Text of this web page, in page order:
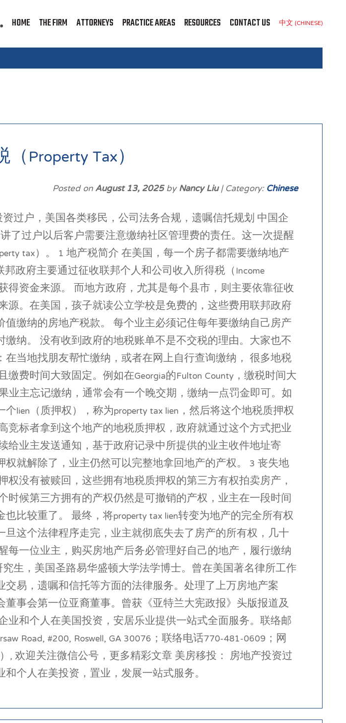
HOME THE FIRM ATTORNEYS PRACTICE AREAS RESOURCES CONTACT US 中文 (CHINESE)
Property Tax）
Posted onAugust 13, 2025byNancy Liu| Category:Chinese
过户，美国各类移民，公司法务合规，遗嘱信托规划 中国企
了过户以后客户需要注意缴纳社区管理费的责任。这一次提醒
tax）。 1 地产税简介 在美国，每一个房子都需要缴纳地产
政府主要通过征收联邦个人和公司收入所得税（Income
资金来源。 而地方政府，尤其是每个县市，则主要依靠征收
。在美国，孩子就读公立学校是免费的，这些费用联邦政府
缴纳的房地产税款。 每个业主必须记住每年要缴纳自己房产
纳。 没有收到政府的地税账单不是不交税的理由。大家也不
当地找朋友帮忙缴纳，或者在网上自行查询缴纳， 很多地税
费时间大致固定。例如在Georgia的Fulton County，缴税时间大
主忘记缴纳，通常会有一个晚交期，缴纳一点罚金即可。如
（质押权），称为property tax lien，然后将这个地税质押权
标者拿到这个地产的地税质押权，政府就通过这个方式把业
业主发送通知，基于政府记录中所提供的业主收件地址寄
就解除了，业主仍然可以完整地拿回地产的产权。 3 丧失地
没有被赎回，这些拥有地税质押权的第三方有权拍卖房产，
候第三方拥有的产权仍然是可撤销的产权，业主在一段时间
比较重了。 最终，将property tax lien转变为地产的完全所有权
这个法律程序走完，业主就彻底失去了房产的所有权，几十
一位业主，购买房地产后务必管理好自己的地产，履行缴纳
生，美国圣路易华盛顿大学法学博士。曾在美国著名律所工作
易，遗嘱和信托等方面的法律服务。处理了上万房地产案
事会第一位亚裔董事。曾获《亚特兰大宪政报》头版报道及
和个人在美国投资，安居乐业提供一站式全面服务。联络邮
Road, #200, Roswell, GA 30076；联络电话770-481-0609；网
, 欢迎关注微信公号，更多精彩文章 美房移投： 房地产投资过
个人在美投资，置业，发展一站式服务。